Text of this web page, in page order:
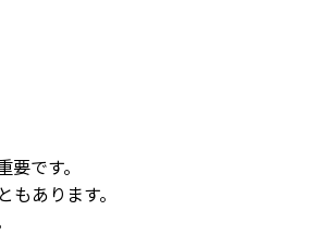
です。
あります。